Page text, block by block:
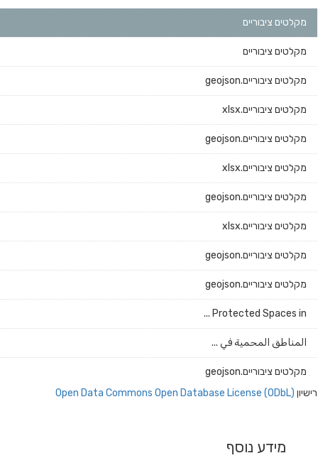
מקלטים ציבוריים
מקלטים ציבוריים
מקלטים ציבוריים.geojson
מקלטים ציבוריים.xlsx
מקלטים ציבוריים.geojson
מקלטים ציבוריים.xlsx
מקלטים ציבוריים.geojson
מקלטים ציבוריים.xlsx
מקלטים ציבוריים.geojson
מקלטים ציבוריים.geojson
Protected Spaces in ...
المناطق المحمية في ...
מקלטים ציבוריים.geojson
רישיון Open Data Commons Open Database License (ODbL)
מידע נוסף